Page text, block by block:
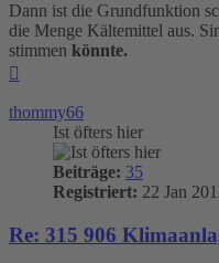
Dann ist die Grundfunktion
die Menge Kältemittel aus.
stimmen könnte.
thommy66
Ist öfters hier
Beiträge: 35
Registriert: 22 Jan
Re: 315 906